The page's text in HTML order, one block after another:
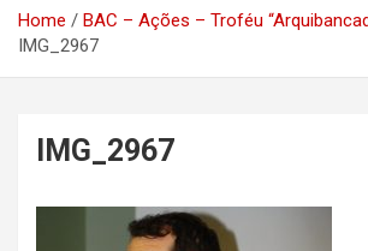
Home
BAC – Ações – Troféu
IMG_2967
IMG_2967